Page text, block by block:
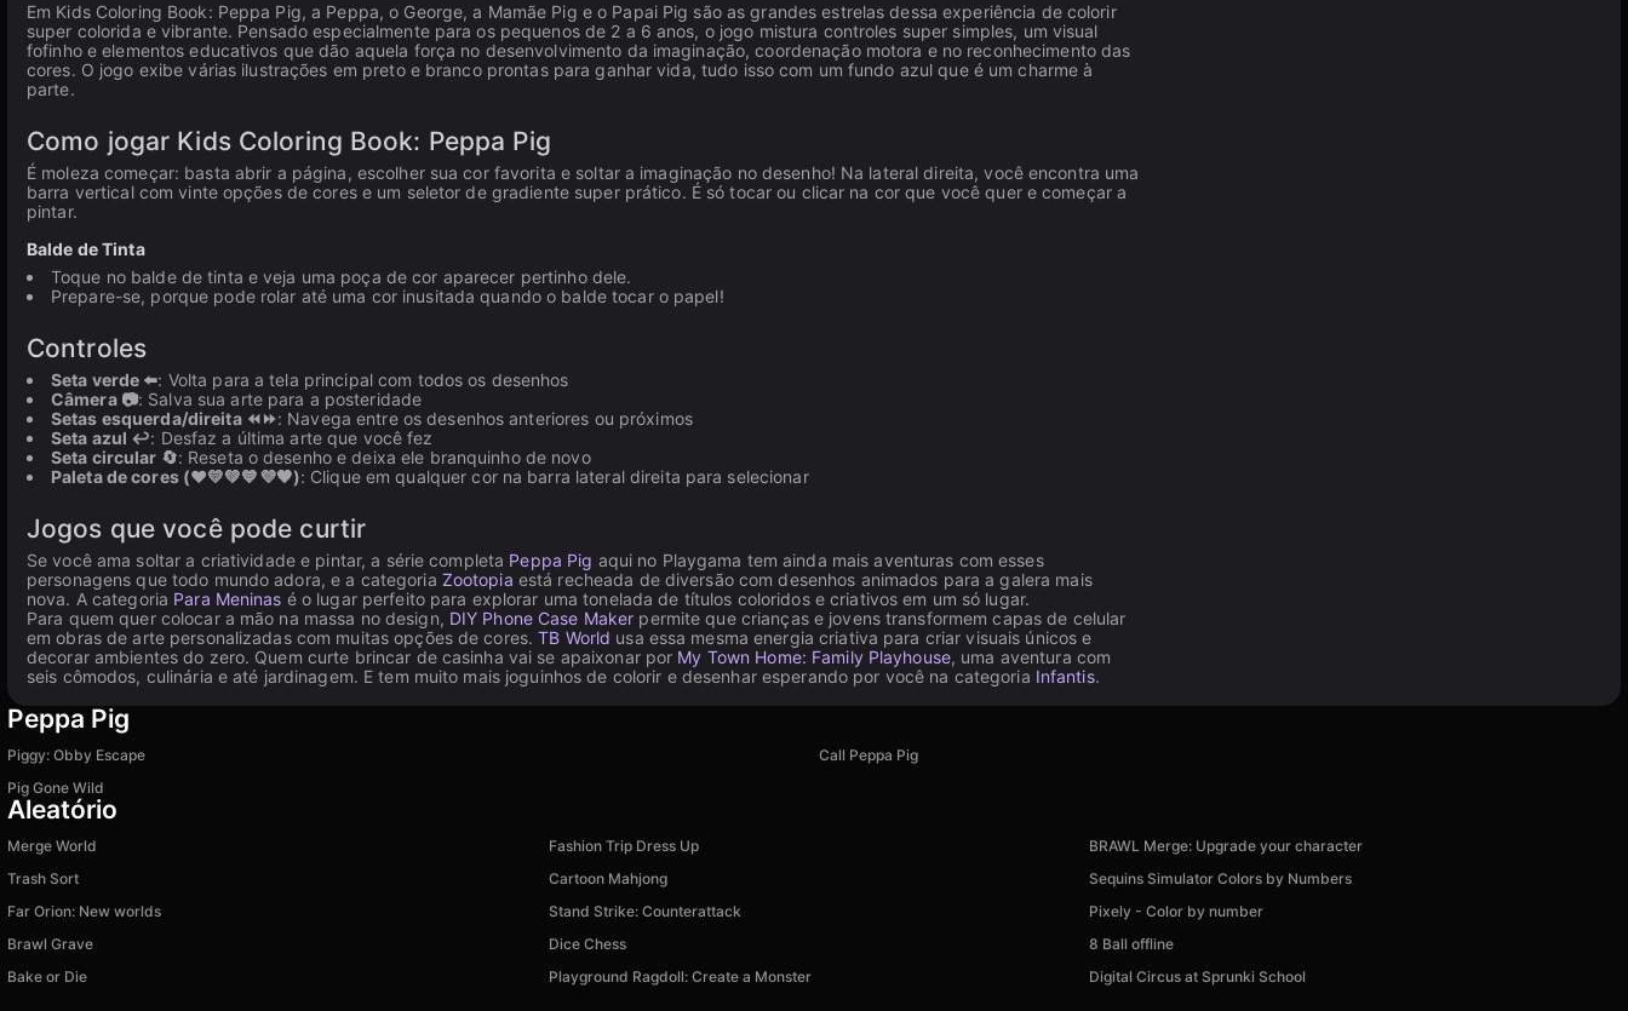
Em Kids Coloring Book: Peppa Pig, a Peppa, o George, a Mamãe Pig e o Papai Pig são as grandes estrelas dessa experiência de colorir
super colorida e vibrante. Pensado especialmente para os pequenos de 2 a 6 anos, o jogo mistura controles super simples, um visual
fofinho e elementos educativos que dão aquela força no desenvolvimento da imaginação, coordenação motora e no reconhecimento das
cores. O jogo exibe várias ilustrações em preto e branco prontas para ganhar vida, tudo isso com um fundo azul que é um charme à
parte.
Como jogar Kids Coloring Book: Peppa Pig
É moleza começar: basta abrir a página, escolher sua cor favorita e soltar a imaginação no desenho! Na lateral direita, você encontra uma
barra vertical com vinte opções de cores e um seletor de gradiente super prático. É só tocar ou clicar na cor que você quer e começar a
pintar.
Balde de Tinta
Toque no balde de tinta e veja uma poça de cor aparecer pertinho dele.
Prepare-se, porque pode rolar até uma cor inusitada quando o balde tocar o papel!
Controles
Seta verde ⬅️: Volta para a tela principal com todos os desenhos
Câmera 📷: Salva sua arte para a posteridade
Setas esquerda/direita ⏪⏩: Navega entre os desenhos anteriores ou próximos
Seta azul ↩️: Desfaz a última arte que você fez
Seta circular 🔄: Reseta o desenho e deixa ele branquinho de novo
Paleta de cores (❤️💛💚💙💜🖤): Clique em qualquer cor na barra lateral direita para selecionar
Jogos que você pode curtir
Se você ama soltar a criatividade e pintar, a série completa Peppa Pig aqui no Playgama tem ainda mais aventuras com esses
personagens que todo mundo adora, e a categoria Zootopia está recheada de diversão com desenhos animados para a galera mais
nova. A categoria Para Meninas é o lugar perfeito para explorar uma tonelada de títulos coloridos e criativos em um só lugar.
Para quem quer colocar a mão na massa no design, DIY Phone Case Maker permite que crianças e jovens transformem capas de celular
em obras de arte personalizadas com muitas opções de cores.TB World usa essa mesma energia criativa para criar visuais únicos e
decorar ambientes do zero. Quem curte brincar de casinha vai se apaixonar por My Town Home: Family Playhouse, uma aventura com
seis cômodos, culinária e até jardinagem. E tem muito mais joguinhos de colorir e desenhar esperando por você na categoria Infantis.
Peppa Pig
Piggy: Obby Escape
Call Peppa Pig
Pig Gone Wild
Aleatório
Merge World Fashion Trip Dress Up
BRAWL Merge: Upgrade your character
Trash Sort
Cartoon Mahjong
Sequins Simulator Colors by Numbers
Far Orion: New worlds
Stand Strike: Counterattack
Pixely - Color by number
Brawl Grave
Dice Chess
8 Ball offline
Bake or Die
Playground Ragdoll: Create a Monster Digital Circus at Sprunki School